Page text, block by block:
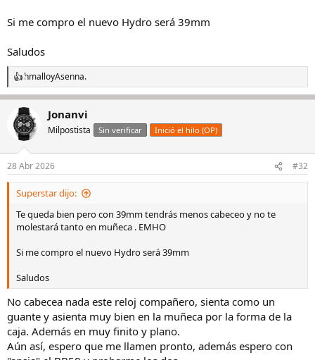
Si me compro el nuevo Hydro será 39mm
Saludos
R
e
a
c
c
e
s
hmalloyAsenna.
Jonanvi
Milpostista Sin verificar Inició el hilo (OP)
28 Abr 2026 #32
Superstar dijo:
Te queda bien pero con 39mm tendrás menos cabeceo y no te
molestará tanto en muñeca . EMHO
Si me compro el nuevo Hydro será 39mm
Saludos
No cabecea nada este reloj compañero, sienta como un
guante y asienta muy bien en la muñeca por la forma de la
caja. Además en muy finito y plano.
Aún así, espero que me llamen pronto, además espero con